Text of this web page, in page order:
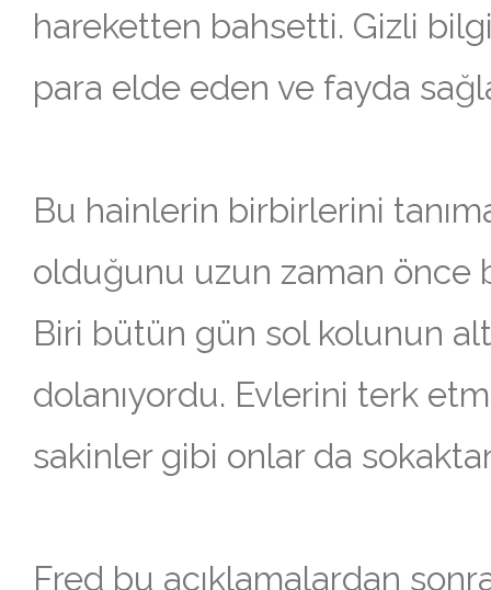
hareketten bahsetti. Gizli
para elde eden ve fayda
Bu hainlerin birbirlerini
olduğunu uzun zaman önce
Biri bütün gün sol kolunun
dolanıyordu. Evlerini terk
sakinler gibi onlar da
Fred bu açıklamalardan